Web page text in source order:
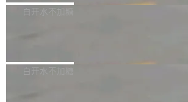
不得生成涉及安全性的关键变更，除非作者本身
36个月。 公告显示，本次宇树科技战略配售对
员工参与设立的专项资产管理计划。其中，Dee
Bug fixes and enhancements 修复多次传递同
一个回归问题，该问题导致拉取镜像时会拒绝包
白开水不加糖
e 孵化器项目管理委员会（IPMC）投票中获得
白开水不加糖